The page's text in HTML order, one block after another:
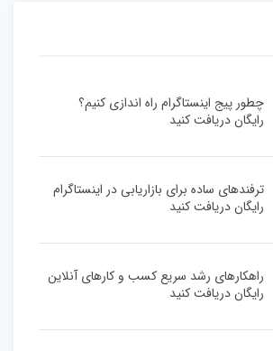
چطور پیج اینستاگرام راه اندازی کنیم؟
رایگان دریافت کنید
ترفندهای ساده برای بازاریابی در اینستاگرام
رایگان دریافت کنید
راهکارهای رشد سریع کسب و کارهای آنلاین
رایگان دریافت کنید